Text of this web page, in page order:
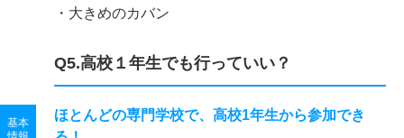
基本
・大きめのカバン
Q5.高校１年生でも行っていい？
ほとんどの専門学校で、高校1年生から参加でき